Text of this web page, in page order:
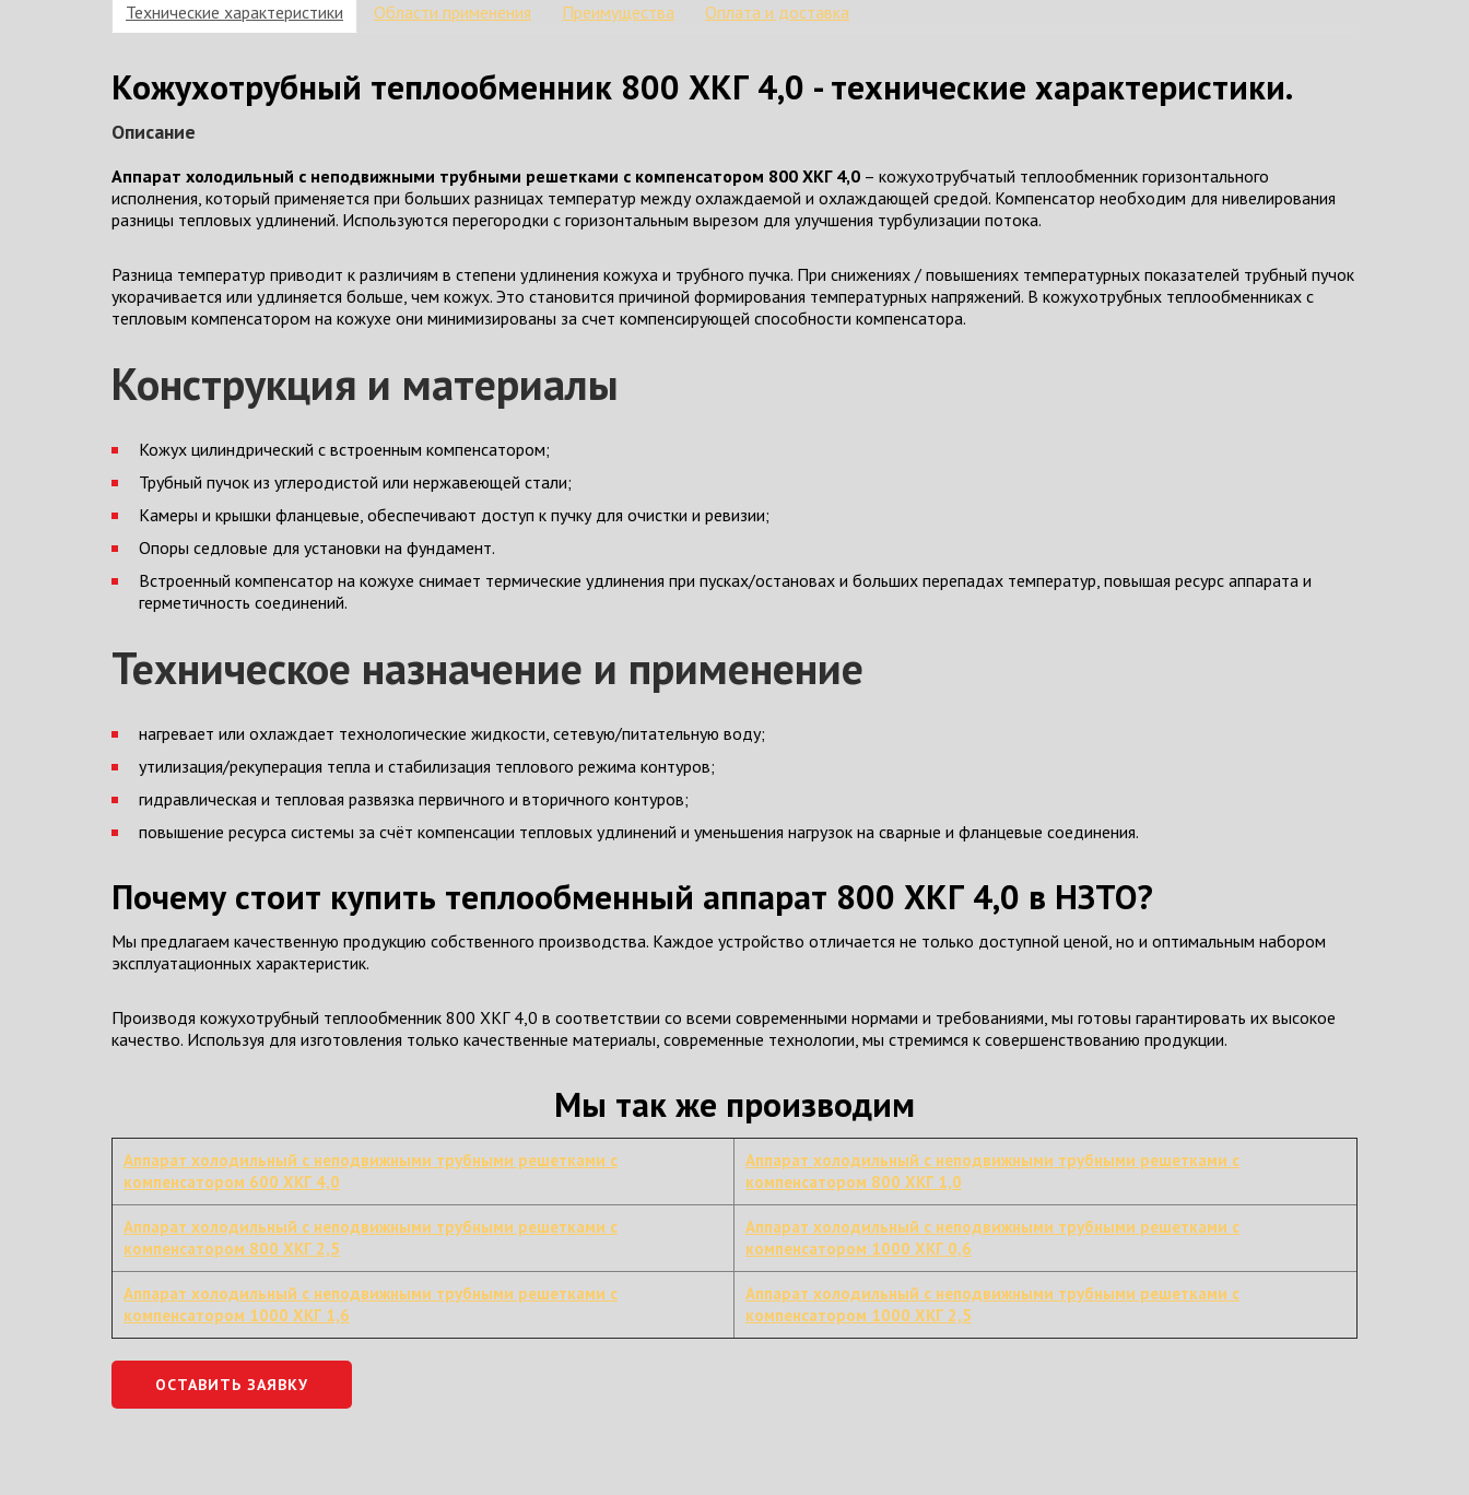
Технические характеристики
Области применения Преимущества Оплата и доставка
Кожухотрубный теплообменник 800 ХКГ 4,0 - технические характеристики.
Описание
Аппарат холодильный с неподвижными трубными решетками с компенсатором 800 ХКГ 4,0 – кожухотрубчатый теплообменник горизонтального
исполнения, который применяется при больших разницах температур между охлаждаемой и охлаждающей средой. Компенсатор необходим для нивелирования
разницы тепловых удлинений. Используются перегородки с горизонтальным вырезом для улучшения турбулизации потока.
Разница температур приводит к различиям в степени удлинения кожуха и трубного пучка. При снижениях / повышениях температурных показателей трубный пучок
укорачивается или удлиняется больше, чем кожух. Это становится причиной формирования температурных напряжений. В кожухотрубных теплообменниках с
тепловым компенсатором на кожухе они минимизированы за счет компенсирующей способности компенсатора.
Конструкция и материалы
Кожух цилиндрический с встроенным компенсатором;
Трубный пучок из углеродистой или нержавеющей стали;
Камеры и крышки фланцевые, обеспечивают доступ к пучку для очистки и ревизии;
Опоры седловые для установки на фундамент.
Встроенный компенсатор на кожухе снимает термические удлинения при пусках/остановах и больших перепадах температур, повышая ресурс аппарата и
герметичность соединений.
Техническое назначение и применение
нагревает или охлаждает технологические жидкости, сетевую/питательную воду;
утилизация/рекуперация тепла и стабилизация теплового режима контуров;
гидравлическая и тепловая развязка первичного и вторичного контуров;
повышение ресурса системы за счёт компенсации тепловых удлинений и уменьшения нагрузок на сварные и фланцевые соединения.
Почему стоит купить теплообменный аппарат 800 ХКГ 4,0 в НЗТО?
Мы предлагаем качественную продукцию собственного производства. Каждое устройство отличается не только доступной ценой, но и оптимальным набором
эксплуатационных характеристик.
Производя кожухотрубный теплообменник 800 ХКГ 4,0 в соответствии со всеми современными нормами и требованиями, мы готовы гарантировать их высокое
качество. Используя для изготовления только качественные материалы, современные технологии, мы стремимся к совершенствованию продукции.
Мы так же производим
Аппарат холодильный с неподвижными трубными решетками с
компенсатором 600 ХКГ 4,0
Аппарат холодильный с неподвижными трубными решетками с
компенсатором 800 ХКГ 1,0
Аппарат холодильный с неподвижными трубными решетками с
компенсатором 800 ХКГ 2,5
Аппарат холодильный с неподвижными трубными решетками с
компенсатором 1000 ХКГ 0,6
Аппарат холодильный с неподвижными трубными решетками с
компенсатором 1000 ХКГ 1,6
Аппарат холодильный с неподвижными трубными решетками с
компенсатором 1000 ХКГ 2,5
ОСТАВИТЬ ЗАЯВКУ